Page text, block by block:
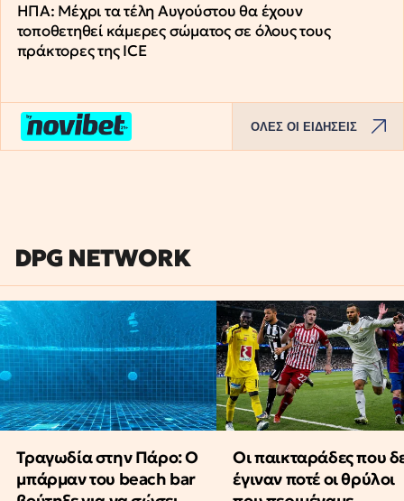
ΗΠΑ: Μέχρι τα τέλη Αυγούστου θα έχουν
τοποθετηθεί κάμερες σώματος σε όλους τους
πράκτορες της ICE
ΟΛΕΣ ΟΙ ΕΙΔΗΣΕΙΣ
DPG NETWORK
Τραγωδία στην Πάρο: Ο
μπάρμαν του beach bar
Οι παικταράδες που
έγιναν ποτέ οι θρύλοι